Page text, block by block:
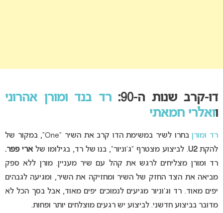
דו-קרב שנות ה-90:
רד בנד ומורן אהרוני
וואלרי חמאתי
רד ומורן
בחרו לשיר במשימת הדו קרב את השיר “One”, במקור של
להקת U2. לביצוע מצטרף “ג’וניור”, בנו של רד, בגילומו של ארי פפר.
רד ומורן מצליחים לרגש את קהל עם שיר מעניין. מורן ללא ספק
מביאה את הצד החזק של השיר ומחזיקה את השיר, ומגיעה לגבהים
יפים מאוד. רד וג’וניור מגיעים לנמוכים יפים מאוד, אבל בסך הכל לא
מדובר בביצוע חדשני. לביצוע יש רגעים מוצלחים יותר ופחות.